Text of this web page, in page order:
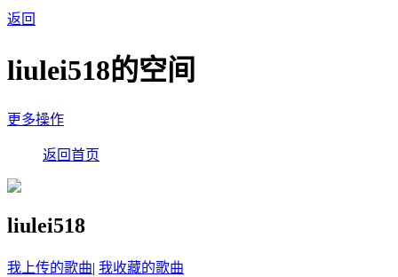
返回
liulei518的空间
更多操作
返回首页
liulei518
我上传的歌曲| 我收藏的歌曲